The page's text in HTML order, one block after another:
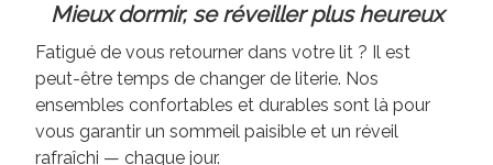
Mieux dormir, se réveiller plus heureux
Fatigué de vous retourner dans votre lit ? Il est
peut-être temps de changer de literie. Nos
ensembles confortables et durables sont là pour
vous garantir un sommeil paisible et un réveil
rafraîchi — chaque jour.